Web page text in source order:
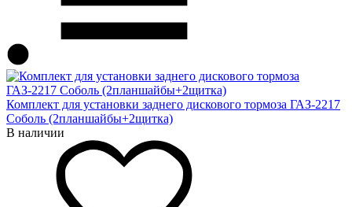
Комплект для установки заднего дискового тормоза ГАЗ-2217
Соболь (2планшайбы+2щитка)
В наличии